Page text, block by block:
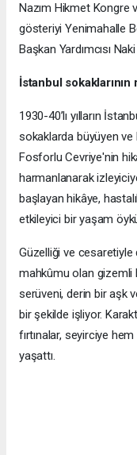
Nazım Hikmet Kongre
gösteriyi Yenimahalle
Başkan Yardımcısı
İstanbul sokaklarının
1930-40’lı yılların
sokaklarda büyüyen ve
Fosforlu Cevriye'nin
harmanlanarak
başlayan hikâye,
etkileyici bir yaşam
Güzelliği ve cesaretiyle
mahkûmu olan gizemli
serüveni, derin bir aşk
bir şekilde işliyor.
fırtınalar, seyirciye
yaşattı.